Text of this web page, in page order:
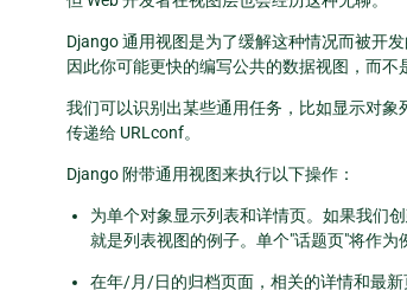
Django 通用视图是为了缓解这种情况而被开
因此你可能更快的编写公共的数据视图，而不
我们可以识别出某些通用任务，比如显示对
传递给 URLconf。
Django 附带通用视图来执行以下操作：
为单个对象显示列表和详情页。如果我们
就是列表视图的例子。单个"话题页"将作为
在年/月/日的归档页面，相关的详情和最新